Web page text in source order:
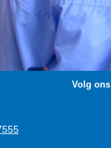
Volg ons